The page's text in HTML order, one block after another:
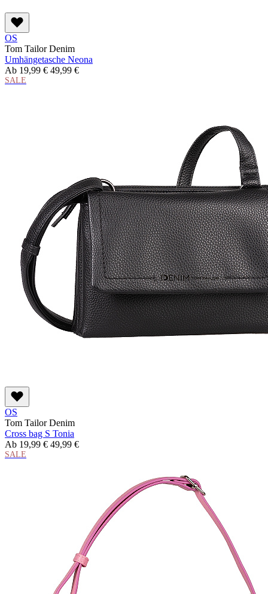
OS
Tom Tailor Denim
Umhängetasche Neona
Ab 19,99 € 49,99 €
SALE
OS
Tom Tailor Denim
Cross bag S Tonia
Ab 19,99 € 49,99 €
SALE